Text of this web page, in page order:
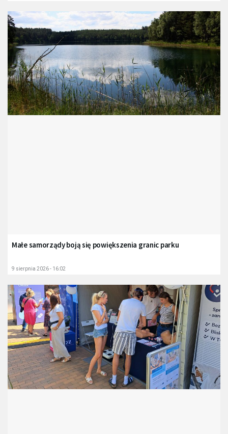
Małe samorządy boją się powiększenia granic parku
9 sierpnia 2026 - 16:02